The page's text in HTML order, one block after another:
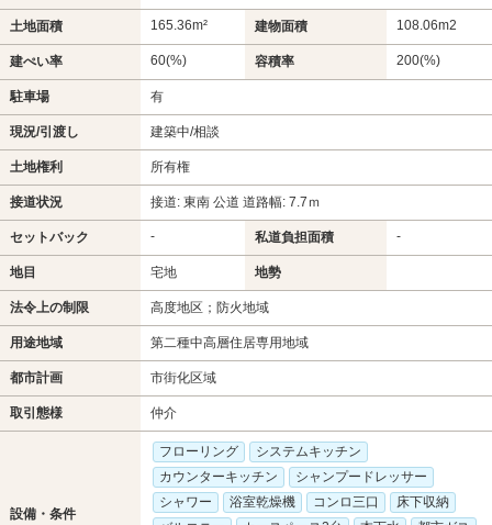
土地面積 165.36m² 建物面積 108.06m2
建ぺい率 60(%) 容積率 200(%)
駐車場 有
現況/引渡し 建築中/相談
土地権利 所有権
接道状況 接道: 東南 公道 道路幅: 7.7ｍ
セットバック - 私道負担面積 -
地目 宅地 地勢
法令上の制限 高度地区；防火地域
用途地域 第二種中高層住居専用地域
都市計画 市街化区域
取引態様 仲介
設備・条件
フローリング
システムキッチン
カウンターキッチン
シャンプードレッサー
シャワー
浴室乾燥機 コンロ三口
床下収納